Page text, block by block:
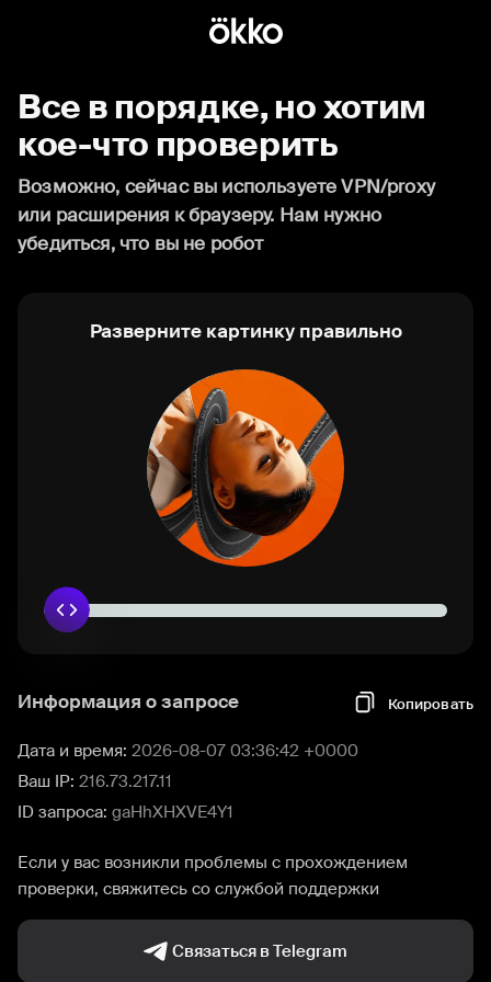
Все в порядке, но хотим
кое-что проверить
Возможно, сейчас вы используете VPN/proxy
или расширения к браузеру. Нам нужно
убедиться, что вы не робот
Разверните картинку правильно
Информация о запросе Копировать
Дата и время: 2026-08-07 03:36:42 +0000
Ваш IP: 216.73.217.11
ID запроса: gaHhXHXVE4Y1
Если у вас возникли проблемы с прохождением
проверки, свяжитесь со службой поддержки
Связаться в Telegram